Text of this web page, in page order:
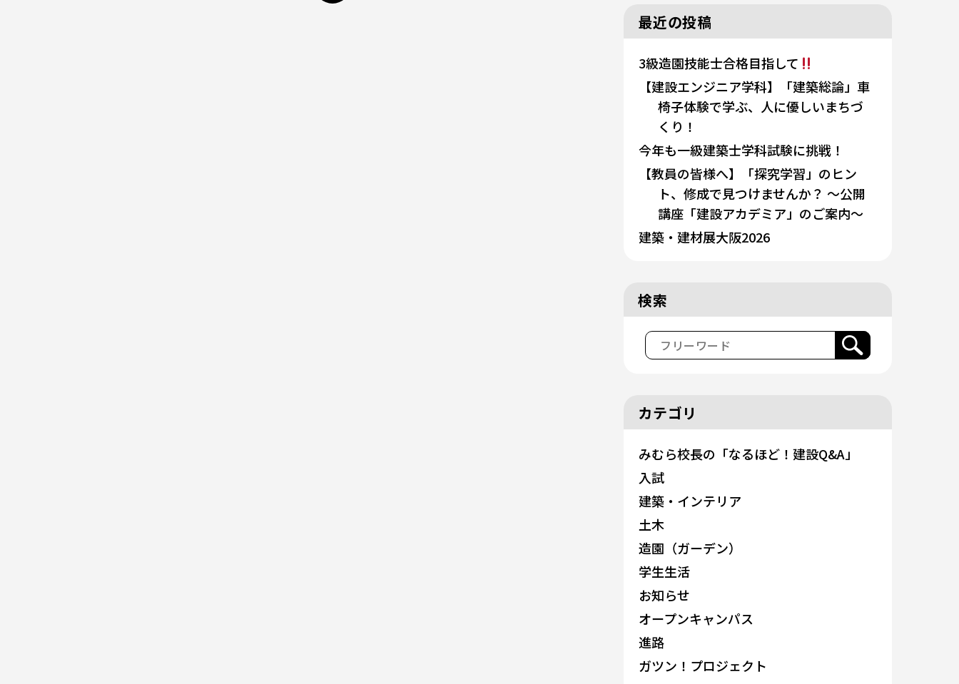
最近の投稿
3級造園技能士合格目指して
【建設エンジニア学科】「建築総論」車
椅子体験で学ぶ、人に優しいまちづ
くり！
今年も一級建築士学科試験に挑戦！
【教員の皆様へ】「探究学習」のヒン
ト、修成で見つけませんか？ 〜公開
講座「建設アカデミア」のご案内〜
建築・建材展大阪2026
検索
カテゴリ
みむら校長の「なるほど！建設Q&A」
入試
建築・インテリア
土木
造園（ガーデン）
学生生活
お知らせ
オープンキャンパス
進路
ガツン！プロジェクト